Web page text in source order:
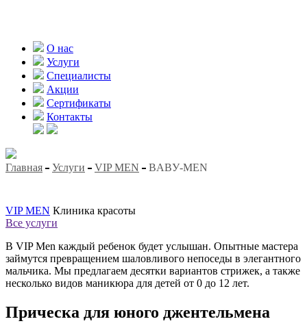
О нас
Услуги
Специалисты
Акции
Сертификаты
Контакты
Главная Услуги VIP MEN BABУ-MEN
VIP MEN Клиника красоты
Все услуги
В VIP Men каждый ребенок будет услышан. Опытные мастера
займутся превращением шаловливого непоседы в элегантного
мальчика. Мы предлагаем десятки вариантов стрижек, а также
несколько видов маникюра для детей от 0 до 12 лет.
Прическа для юного джентельмена